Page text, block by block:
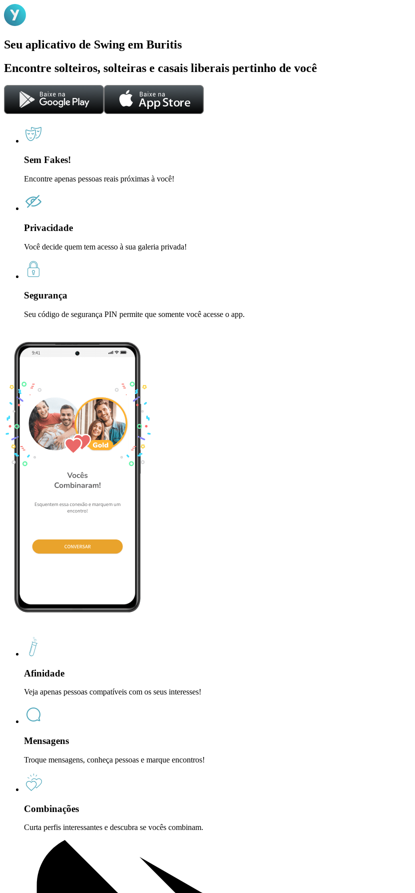
Seu aplicativo de Swing em Buritis
Encontre solteiros, solteiras e casais liberais pertinho de você
Sem Fakes!
Encontre apenas pessoas reais próximas à você!
Privacidade
Você decide quem tem acesso à sua galeria privada!
Segurança
Seu código de segurança PIN permite que somente você acesse o app.
Afinidade
Veja apenas pessoas compatíveis com os seus interesses!
Mensagens
Troque mensagens, conheça pessoas e marque encontros!
Combinações
Curta perfis interessantes e descubra se vocês combinam.